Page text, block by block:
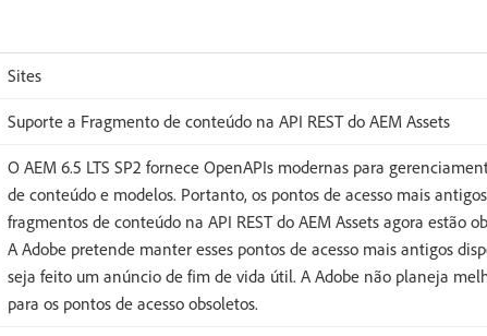
Sites
Suporte a Fragmento de conteúdo na API REST do AEM Assets
O AEM 6.5 LTS SP2 fornece OpenAPIs modernas para
de conteúdo e modelos. Portanto, os pontos de acesso mais
fragmentos de conteúdo na API REST do AEM Assets agora estão
A Adobe pretende manter esses pontos de acesso mais antigos
seja feito um anúncio de fim de vida útil. A Adobe não planeja
para os pontos de acesso obsoletos.